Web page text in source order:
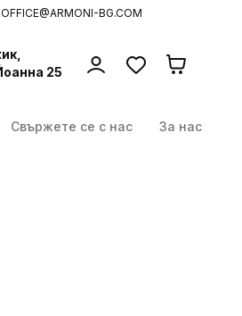
OFFICE@ARMONI-BG.COM
25
Свържете се с нас За нас